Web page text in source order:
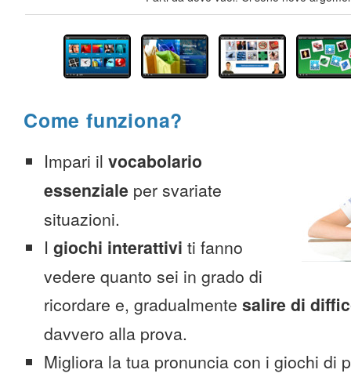
Come funziona?
Impari il vocabolario
essenziale per svariate
situazioni.
I giochi interattivi ti fanno
vedere quanto sei in grado di
ricordare e, gradualmente salire di
davvero alla prova.
Migliora la tua pronuncia con i giochi di